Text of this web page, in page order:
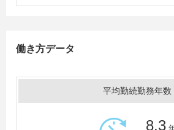
働き方データ
平均勤続勤務年数
8.3